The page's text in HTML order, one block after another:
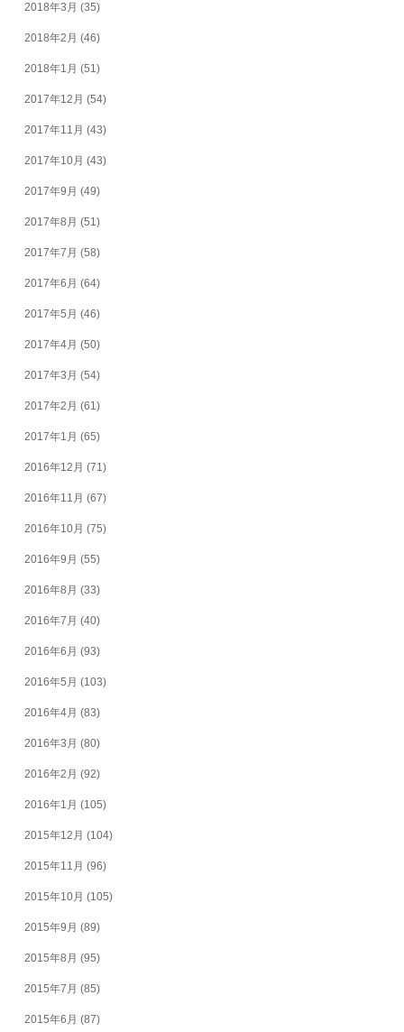
2018年3月 (35)
2018年2月 (46)
2018年1月 (51)
2017年12月 (54)
2017年11月 (43)
2017年10月 (43)
2017年9月 (49)
2017年8月 (51)
2017年7月 (58)
2017年6月 (64)
2017年5月 (46)
2017年4月 (50)
2017年3月 (54)
2017年2月 (61)
2017年1月 (65)
2016年12月 (71)
2016年11月 (67)
2016年10月 (75)
2016年9月 (55)
2016年8月 (33)
2016年7月 (40)
2016年6月 (93)
2016年5月 (103)
2016年4月 (83)
2016年3月 (80)
2016年2月 (92)
2016年1月 (105)
2015年12月 (104)
2015年11月 (96)
2015年10月 (105)
2015年9月 (89)
2015年8月 (95)
2015年7月 (85)
2015年6月 (87)